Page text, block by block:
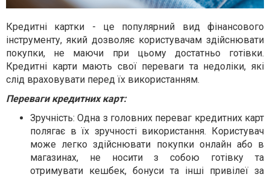
Кредитні картки - це популярний вид фінансового
інструменту, який дозволяє користувачам здійснювати
покупки, не маючи при цьому достатньо готівки.
Кредитні карти мають свої переваги та недоліки, які
слід враховувати перед їх використанням.
Переваги кредитних карт:
Зручність: Одна з головних переваг кредитних карт
полягає в їх зручності використання. Користувач
може легко здійснювати покупки онлайн або в
магазинах, не носити з собою готівку та
отримувати кешбек, бонуси та інші привілеї за